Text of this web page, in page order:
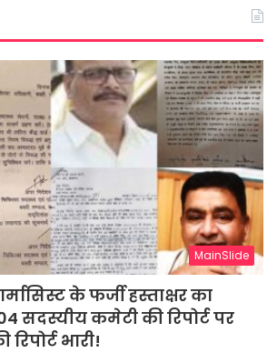
MainSlide
के फर्जी हस्ताक्षर का
सदस्यीय कमेटी की रिपोर्ट पर
भारी!